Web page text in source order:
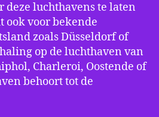
deze luchthavens te laten
ook voor bekende
zoals Düsseldorf of
op de luchthaven van
Charleroi, Oostende of
behoort tot de